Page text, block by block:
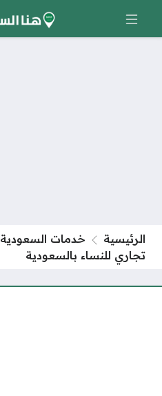
الرئيسية خدمات السعودية
تجاري للنساء بالسعودية